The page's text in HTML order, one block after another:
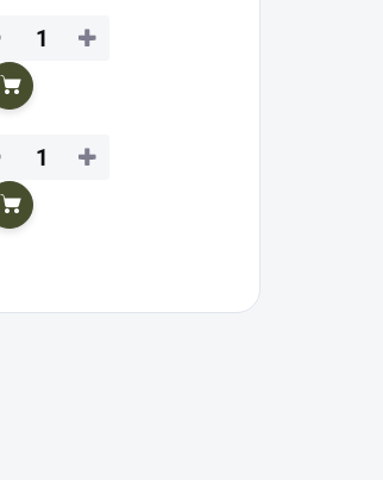
+
Do košíku
+
Do košíku